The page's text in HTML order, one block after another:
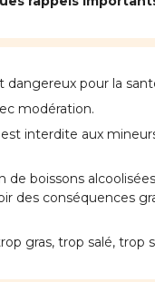
dangereux pour la
modération.
est interdite aux
de boissons
des conséquences
gras, trop salé, trop